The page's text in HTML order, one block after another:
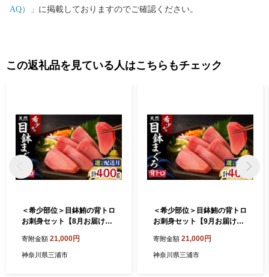
AQ）」 に掲載しておりますのでご確認ください。
この返礼品を見ている人はこちらもチェック
＜希少部位＞目鉢鮪の背トロ
お刺身セット【8月お届け】
寄附金額 21,000円
神奈川県三浦市
＜希少部位＞目鉢鮪の背トロ
お刺身セット【9月お届け】
寄附金額 21,000円
神奈川県三浦市